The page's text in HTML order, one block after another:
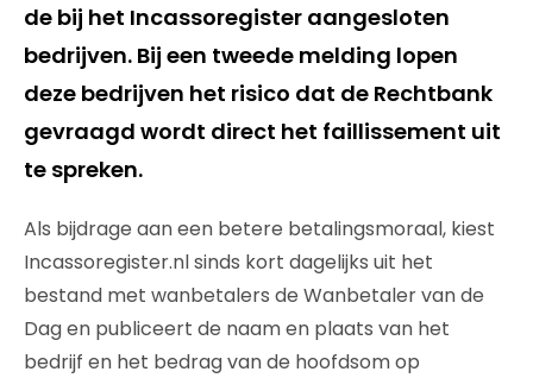
de bij het Incassoregister aangesloten
bedrijven. Bij een tweede melding lopen
deze bedrijven het risico dat de Rechtbank
gevraagd wordt direct het faillissement uit
te spreken.
Als bijdrage aan een betere betalingsmoraal, kiest
Incassoregister.nl sinds kort dagelijks uit het
bestand met wanbetalers de Wanbetaler van de
Dag en publiceert de naam en plaats van het
bedrijf en het bedrag van de hoofdsom op